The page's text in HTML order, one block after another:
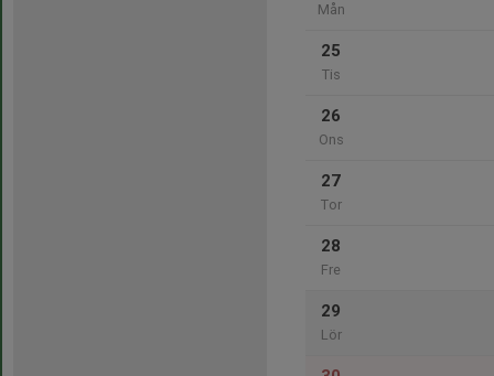
Mån
25
Tis
26
Ons
27
Tor
28
Fre
29
Lör